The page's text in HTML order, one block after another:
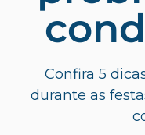
Confira 5
durante as